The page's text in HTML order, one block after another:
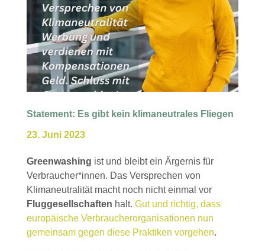
Statement: Es gibt kein klimaneutrales Fliegen
23. Juni 2023
Greenwashing ist und bleibt ein Ärgernis für
Verbraucher*innen. Das Versprechen von
Klimaneutralität macht noch nicht einmal vor
Fluggesellschaften halt. Gut und richtig, dass
europäische Verbraucherorganisationen nun
gemeinsam gegen diese Praktiken vorgehen.